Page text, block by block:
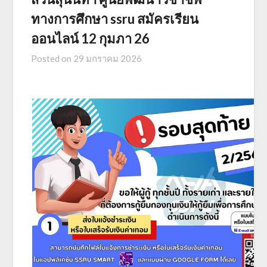
ทางการศึกษา ssru สมัครเรียน
ออนไลน์ 12 กุมภา 26
Posted on 29 มกราคม 2026